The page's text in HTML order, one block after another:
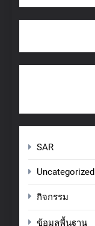
SAR
Uncategorized
กิจกรรม
ข้อมูลพื้นฐาน